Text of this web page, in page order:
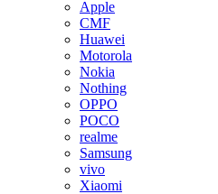
Apple
CMF
Huawei
Motorola
Nokia
Nothing
OPPO
POCO
realme
Samsung
vivo
Xiaomi